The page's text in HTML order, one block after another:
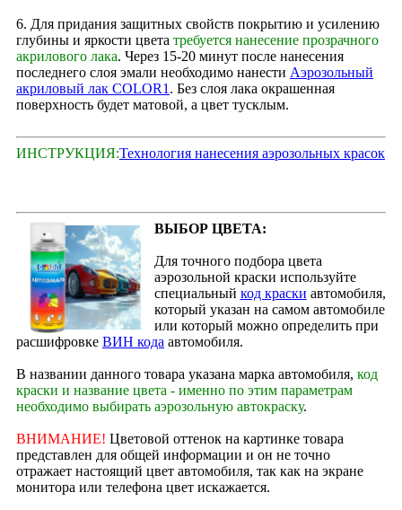
6. Для придания защитных свойств покрытию и усилению
глубины и яркости цвета требуется нанесение прозрачного
акрилового лака. Через 15‑20 минут после нанесения
последнего слоя эмали необходимо нанести Аэрозольный
акриловый лак COLOR1 . Без слоя лака окрашенная
поверхность будет матовой, а цвет тусклым.
ИНСТРУКЦИЯ:Технология нанесения аэрозольных красок
ВЫБОР ЦВЕТА:
Для точного подбора цвета
аэрозольной краски используйте
специальный код краски автомобиля,
который указан на самом автомобиле
или который можно определить при
расшифровке ВИН кода автомобиля.
В названии данного товара указана марка автомобиля, код
краски и название цвета - именно по этим параметрам
необходимо выбирать аэрозольную автокраску.
ВНИМАНИЕ! Цветовой оттенок на картинке товара
представлен для общей информации и он не точно
отражает настоящий цвет автомобиля, так как на экране
монитора или телефона цвет искажается.